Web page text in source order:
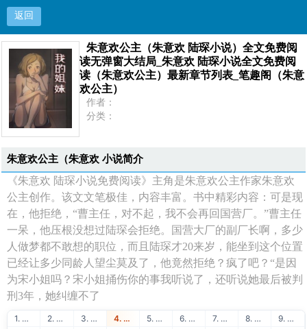
返回
朱意欢公主（朱意欢 陆琛小说）全文免费阅读无弹
窗大结局_朱意欢 陆琛小说全文免费阅读（朱意欢
公主）最新章节列表_笔趣阁（朱意欢公主）
朱意欢公主（朱意欢 陆琛小说）全文免费阅
读无弹窗大结局_朱意欢 陆琛小说全文免费阅
读（朱意欢公主）最新章节列表_笔趣阁（朱意
欢公主）
作者：
分类：
最新：
朱意欢公主（朱意欢 小说简介
《朱意欢 陆琛小说免费阅读》主角是朱意欢公主作家朱意欢
公主创作。该文文笔极佳，内容丰富。书中精彩内容：可是现
在，他拒绝，“曹主任，对不起，我不会再回国营厂。”曹主任
一呆，他压根没想过陆琛会拒绝。国营大厂的副厂长啊，多少
人做梦都不敢想的职位，而且陆琛才20来岁，能坐到这个位置
已经让多少同龄人望尘莫及了，他竟然拒绝？疯了吧？“是因
为宋小姐吗？宋小姐捅伤你的事我听说了，还听说她最后被判
刑3年，她纠缠不了
1. ★明星趣事★ 2. 51链友链交换 3. 51链流量联盟 4. 51学堂在线学习 5. 88API保单识别 6. 51链免费交换 7. 51学堂免费课程 8. 88API发票识别
9. 51链买卖友链